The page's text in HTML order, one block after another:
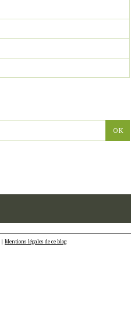
| Mentions légales de ce blog